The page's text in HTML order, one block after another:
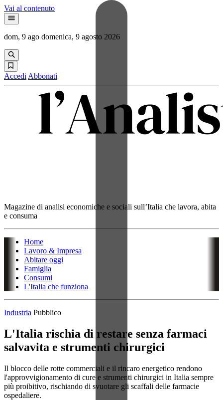
Vai al contenuto
dom, 9 ago domenica, 9 agosto 2026
Accedi Abbonati
Magazine di analisi economiche e sociali sull’Italia che lavora, abita
e consuma
Home
Lavoro & Impresa
Abitare oggi
Famiglia
Consumi
L'Italia che funziona
Industria Pubblico
L'Italia rischia di restare senza farmaci
salvavita e strumenti chirurgici
Il blocco delle rotte commerciali e il rincaro energetico rendono
l'approvvigionamento di cure e strumenti chirurgici in Italia sempre
più proibitivo, rischiando di svuotare gli scaffali delle farmacie
ospedaliere.